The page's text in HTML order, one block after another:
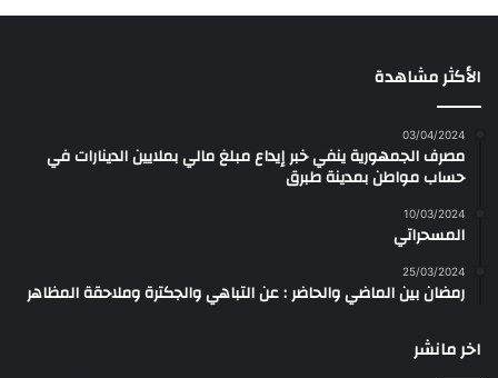
الأكثر مشاهدة
03/04/2024
مصرف الجمهورية ينفي خبر إيداع مبلغ مالي بملايين الدينارات في
حساب مواطن بمدينة طبرق
10/03/2024
المسحراتي
25/03/2024
رمضان بين الماضي والحاضر : عن التباهي والجكترة وملاحقة المظاهر
اخر مانشر